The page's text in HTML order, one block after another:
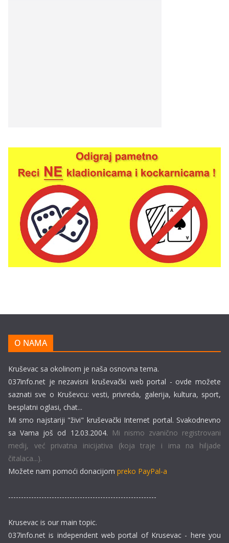
O NAMA
Kruševac sa okolinom je naša osnovna tema.
037info.net je nezavisni kruševački web portal - ovde možete
saznati sve o Kruševcu: vesti, privreda, galerija, kultura, sport,
besplatni oglasi, chat...
Mi smo najstariji "živi" kruševački Internet portal. Svakodnevno
sa Vama još od 12.03.2004. Mi nismo zvanično registrovani
medij, već privatna inicijativa (koja traje i ima na hiljade
čitalaca...).
Možete nam pomoći donacijom preko PayPal-a
----------------------------------------------------------
Krusevac is our main topic.
037info.net is independent web portal of Krusevac - here you